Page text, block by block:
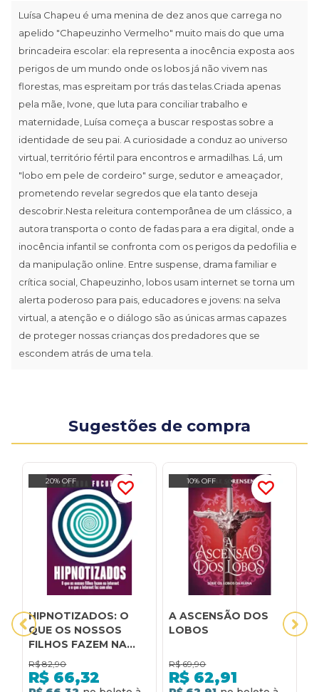
Luísa Chapeu é uma menina de dez anos que carrega no
apelido "Chapeuzinho Vermelho" muito mais do que uma
brincadeira escolar: ela representa a inocência exposta aos
perigos de um mundo onde os lobos já não vivem nas
florestas, mas espreitam por trás das telas.Criada apenas
pela mãe, Ivone, que luta para conciliar trabalho e
maternidade, Luísa começa a buscar respostas sobre a
identidade de seu pai. A curiosidade a conduz ao universo
virtual, território fértil para encontros e armadilhas. Lá, um
"lobo em pele de cordeiro" surge, sedutor e ameaçador,
prometendo revelar segredos que ela tanto deseja
descobrir.Nesta releitura contemporânea de um clássico, a
autora transporta o conto de fadas para a era digital, onde a
inocência infantil se confronta com os perigos da pedofilia e
da manipulação online. Entre suspense, drama familiar e
crítica social, Chapeuzinho, lobos usam internet se torna um
alerta poderoso para pais, educadores e jovens: na selva
virtual, a atenção e o diálogo são as únicas armas capazes
de proteger nossas crianças dos predadores que se
escondem atrás de uma tela.
Sugestões de compra
20% OFF
HIPNOTIZADOS: O
QUE OS NOSSOS
FILHOS FAZEM NA
INTERNET E O QUE A
INTERNET FAZ COM
ELES
R$ 82,90
R$ 66,32
10% OFF
A ASCENSÃO DOS
LOBOS
R$ 69,90
R$ 62,91